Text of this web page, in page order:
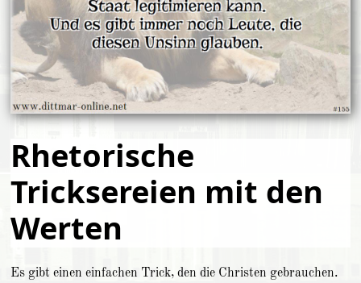
Rhetorische
Tricksereien mit den
Werten
Es gibt einen einfachen Trick, den die Christen gebrauchen.